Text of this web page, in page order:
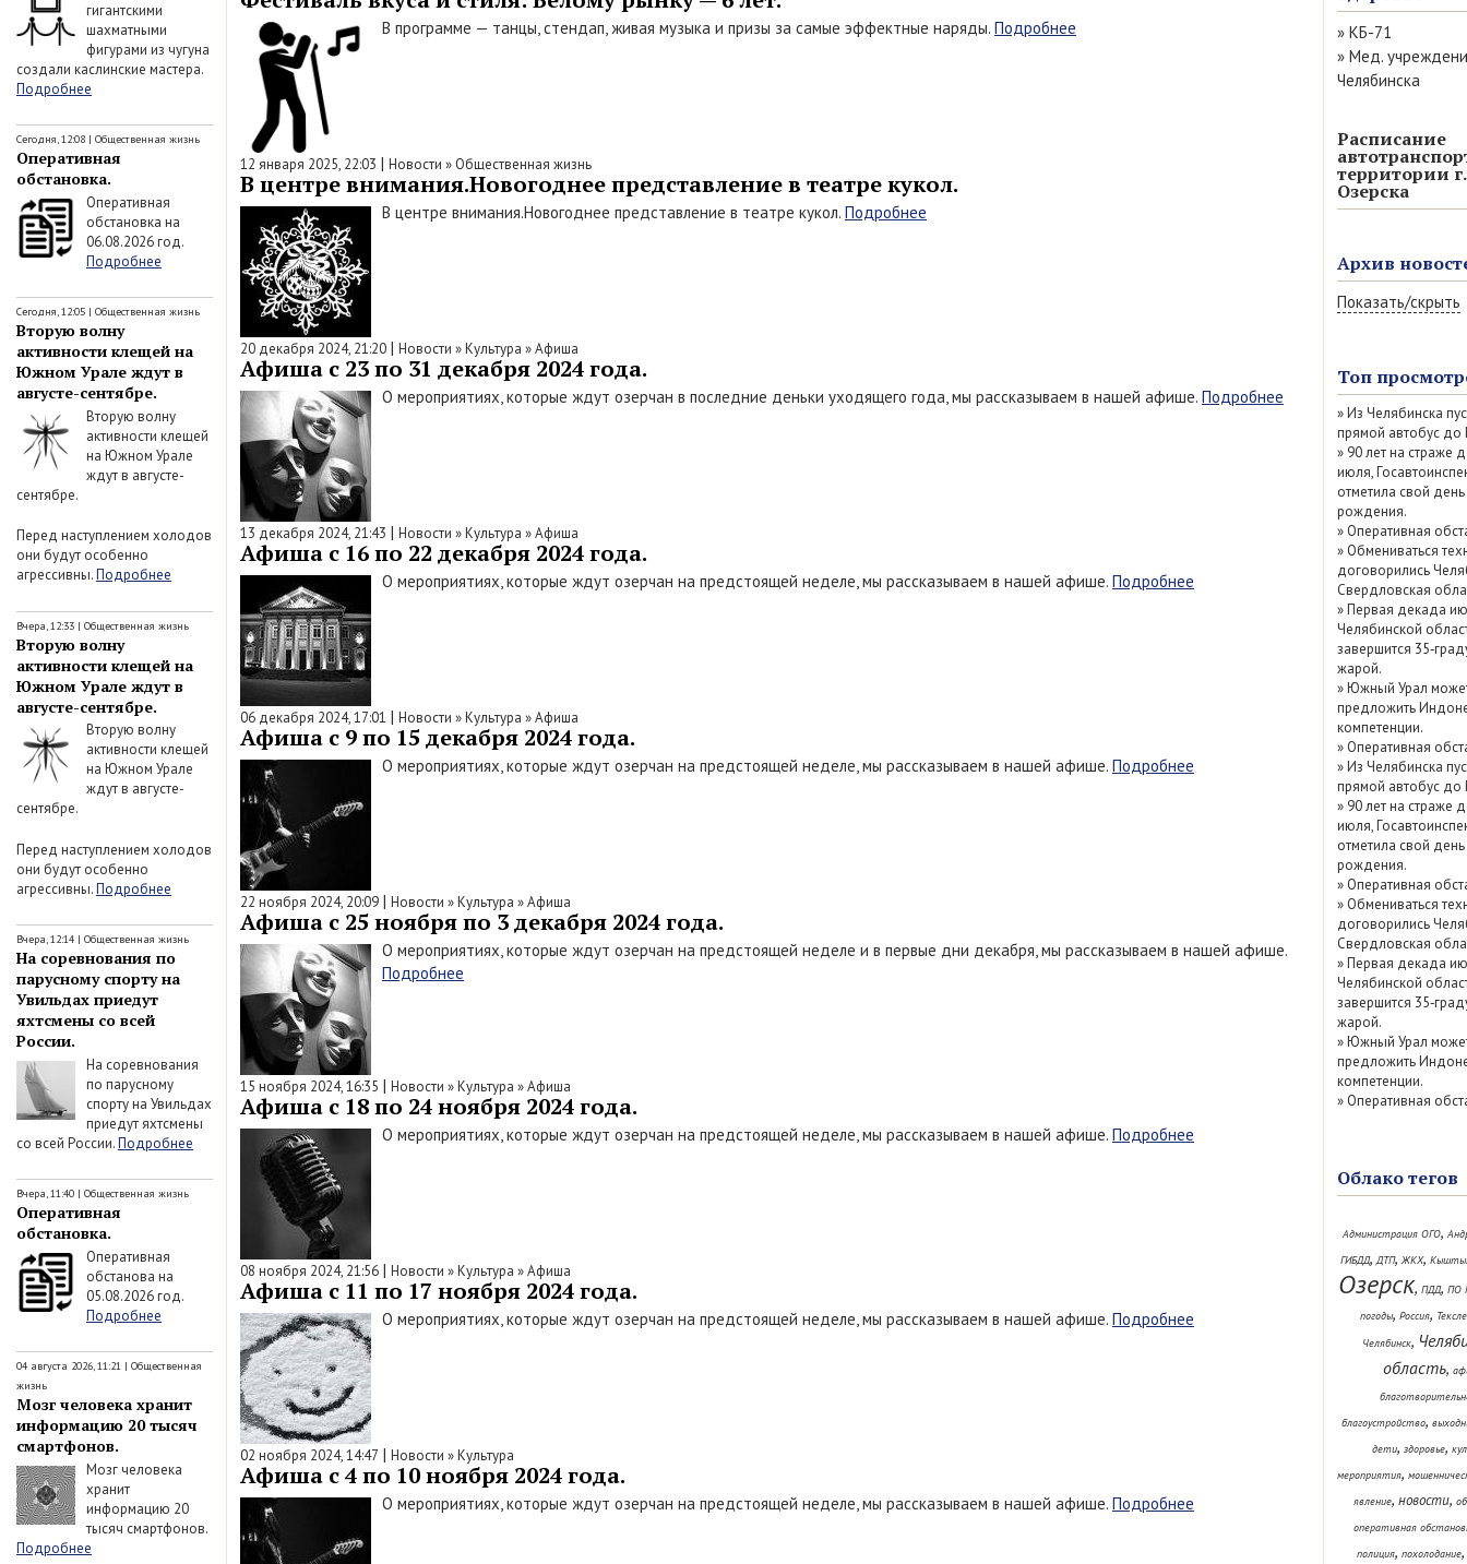
гигантскими
шахматными
фигурами из чугуна
создали каслинские мастера.
Подробнее
Сегодня, 12:08 | Общественная жизнь
Оперативная
обстановка.
Оперативная
обстановка на
06.08.2026 год.
Подробнее
Сегодня, 12:05 | Общественная жизнь
Вторую волну
активности клещей на
Южном Урале ждут в
августе-сентябре.
Вторую волну
активности клещей
на Южном Урале
ждут в августе-
сентябре.
Перед наступлением холодов
они будут особенно
агрессивны.Подробнее
Вчера, 12:33 | Общественная жизнь
Вторую волну
активности клещей на
Южном Урале ждут в
августе-сентябре.
Вторую волну
активности клещей
на Южном Урале
ждут в августе-
сентябре.
Перед наступлением холодов
они будут особенно
агрессивны.Подробнее
Вчера, 12:14 | Общественная жизнь
На соревнования по
парусному спорту на
Увильдах приедут
яхтсмены со всей
России.
На соревнования
по парусному
спорту на Увильдах
приедут яхтсмены
со всей России.Подробнее
Вчера, 11:40 | Общественная жизнь
Оперативная
обстановка.
Оперативная
обстанова на
05.08.2026 год.
Подробнее
04 августа 2026, 11:21 | Общественная
жизнь
Мозг человека хранит
информацию 20 тысяч
смартфонов.
Мозг человека
хранит
информацию 20
тысяч смартфонов.
Подробнее
В программе — танцы, стендап, живая музыка и призы за самые эффектные наряды. Подробнее
12 января 2025, 22:03 | Новости » Общественная жизнь
В центре внимания.Новогоднее представление в театре кукол.
В центре внимания.Новогоднее представление в театре кукол. Подробнее
20 декабря 2024, 21:20 | Новости »Культура »Афиша
Афиша c 23 по 31 декабря 2024 года.
О мероприятиях, которые ждут озерчан в последние деньки уходящего года, мы рассказываем в нашей афише. Подробнее
13 декабря 2024, 21:43 | Новости »Культура »Афиша
Афиша с 16 по 22 декабря 2024 года.
О мероприятиях, которые ждут озерчан на предстоящей неделе, мы рассказываем в нашей афише. Подробнее
06 декабря 2024, 17:01 | Новости »Культура »Афиша
Афиша с 9 по 15 декабря 2024 года.
О мероприятиях, которые ждут озерчан на предстоящей неделе, мы рассказываем в нашей афише. Подробнее
22 ноября 2024, 20:09 | Новости »Культура »Афиша
Афиша с 25 ноября по 3 декабря 2024 года.
О мероприятиях, которые ждут озерчан на предстоящей неделе и в первые дни декабря, мы рассказываем в нашей афише.
Подробнее
15 ноября 2024, 16:35 | Новости »Культура »Афиша
Афиша с 18 по 24 ноября 2024 года.
О мероприятиях, которые ждут озерчан на предстоящей неделе, мы рассказываем в нашей афише. Подробнее
08 ноября 2024, 21:56 | Новости »Культура »Афиша
Афиша с 11 по 17 ноября 2024 года.
О мероприятиях, которые ждут озерчан на предстоящей неделе, мы рассказываем в нашей афише. Подробнее
02 ноября 2024, 14:47 | Новости »Культура
Афиша с 4 по 10 ноября 2024 года.
О мероприятиях, которые ждут озерчан на предстоящей неделе, мы рассказываем в нашей афише. Подробнее
» КБ-71
» Мед.
Челябинска
Расписание
территории г.
Озерска
Архив
Показать/скрыть
Июль 2026 (77)
Июнь 2026 (52)
Май 2026 (69)
Апрель 2026
Март 2026 (79)
Показать /
архив
Топ
»Из Челябинска
прямой автобус
» 90 лет на страже
июля,
отметила свой день
рождения.
» Оперативная
» Обмениваться
договорились
Свердловская
»Первая декада
Челябинской
завершится
жарой.
»Южный Урал
предложить
компетенции.
» Оперативная
»Из Челябинска
прямой автобус
» 90 лет на страже
июля,
отметила свой день
рождения.
» Оперативная
» Обмениваться
договорились
Свердловская
»Первая декада
Челябинской
завершится
жарой.
»Южный Урал
предложить
компетенции.
» Оперативная
Облако тегов
Администрация ОГО,
ГИБДД,ДТП, ЖКХ,
Озерск, ПДД, ПО
погоды, Россия,
Челябинск,
область,
благоустройство,
дети, здоровье,
мероприятия,
явление, новости,
оперативная
полиция, похолодание,